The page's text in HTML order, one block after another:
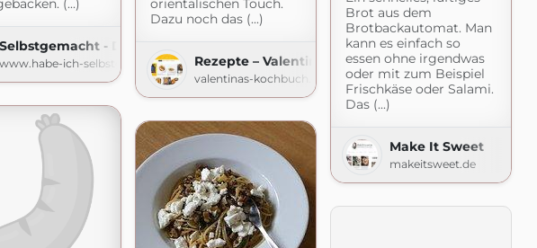
(...)
Selbstgemacht - Der Foodblog
www.habe-ich-selbstgemacht.de
Dazu noch das (...)
Rezepte – Valentinas-Kochbuch.de
valentinas-kochbuch.de
Brot aus dem
Brotbackautomat. Man
kann es einfach so
essen ohne irgendwas
oder mit zum Beispiel
Frischkäse oder Salami.
Das (...)
Make It Sweet
makeitsweet.de